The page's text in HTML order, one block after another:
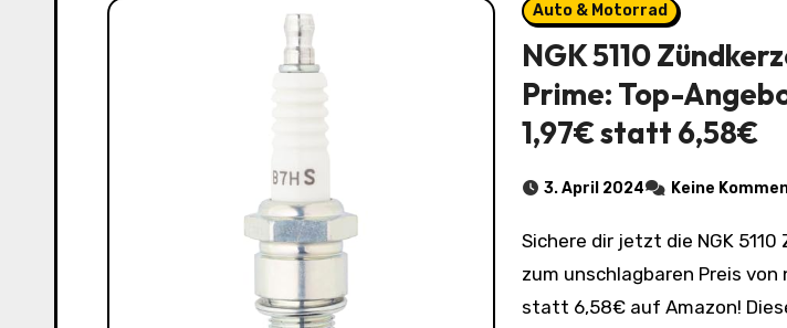
Auto & Motorrad
NGK 5110
Prime: Top-
1,97€ statt 6,58€
3. April 2024 Keine
Sichere dir jetzt die NGK 5110 Zündkerze
zum unschlagbaren Preis von
statt 6,58€ auf Amazon!